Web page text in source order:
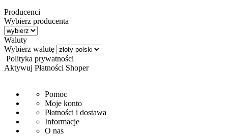
Producenci
Wybierz producenta
Waluty
Wybierz walutę
Polityka prywatności
Aktywuj Płatności Shoper
Pomoc
Moje konto
Płatności i dostawa
Informacje
O nas